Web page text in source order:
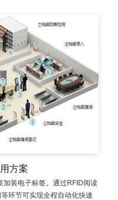
方案
加装电子标签。通过RFID阅读
环节可实现全程自动化快速